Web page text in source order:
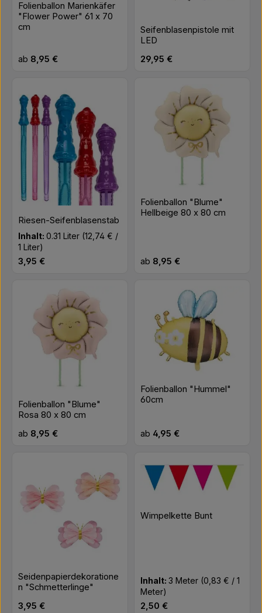
Folienballon Marienkäfer
"Flower Power" 61 x 70
cm
Regulärer Preis:
ab 8,95 €
Seifenblasenpistole mit
LED
Regulärer Preis:
29,95 €
Riesen-Seifenblasenstab
Inhalt:0.31 Liter (12,74 € /
1 Liter)
Regulärer Preis:
3,95 €
Folienballon "Blume"
Hellbeige 80 x 80 cm
Regulärer Preis:
ab 8,95 €
Folienballon "Blume"
Rosa 80 x 80 cm
Regulärer Preis:
ab 8,95 €
Folienballon "Hummel"
60cm
Regulärer Preis:
ab 4,95 €
Seidenpapierdekoratione
n "Schmetterlinge"
Regulärer Preis:
3,95 €
Wimpelkette Bunt
Inhalt:3 Meter (0,83 € / 1
Meter)
Regulärer Preis:
2,50 €